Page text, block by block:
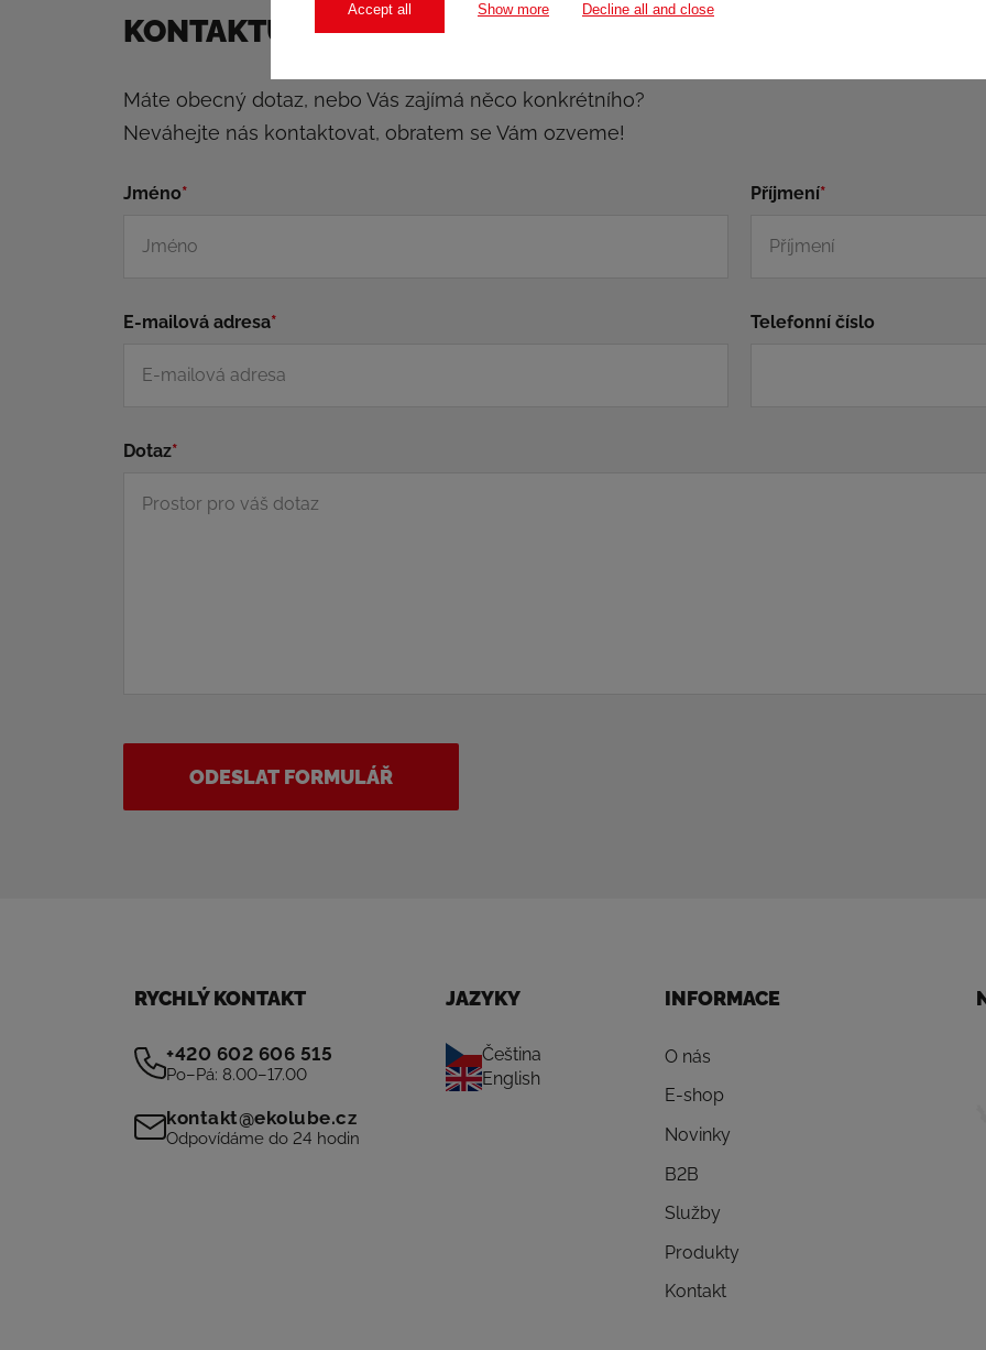
Accept all Show more Decline all and close
KONTAKTUJTE NÁS
Máte obecný dotaz, nebo Vás zajímá něco konkrétního?
Neváhejte nás kontaktovat, obratem se Vám ozveme!
Jméno* Příjmení*
E-mailová adresa* Telefonní číslo
Dotaz*
ODESLAT FORMULÁŘ
RYCHLÝ KONTAKT
+420 602 606 515
Po–Pá: 8.00–17.00
kontakt@ekolube.cz
Odpovídáme do 24 hodin
JAZYKY
Čeština
English
INFORMACE
O nás
E-shop
Novinky
B2B
Služby
Produkty
Kontakt